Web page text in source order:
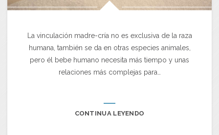
La vinculación madre-cría no es exclusiva de la raza
humana, también se da en otras especies animales,
pero él bebe humano necesita más tiempo y unas
relaciones más complejas para…
CONTINUA LEYENDO